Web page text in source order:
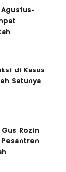
Agustus-
di Kasus
Satunya
Gus Rozin